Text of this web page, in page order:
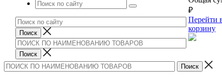
₽
Перейти
корзину